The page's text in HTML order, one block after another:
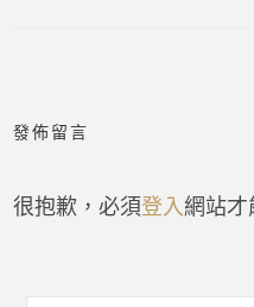
發佈留言
很抱歉，必須登入網站才